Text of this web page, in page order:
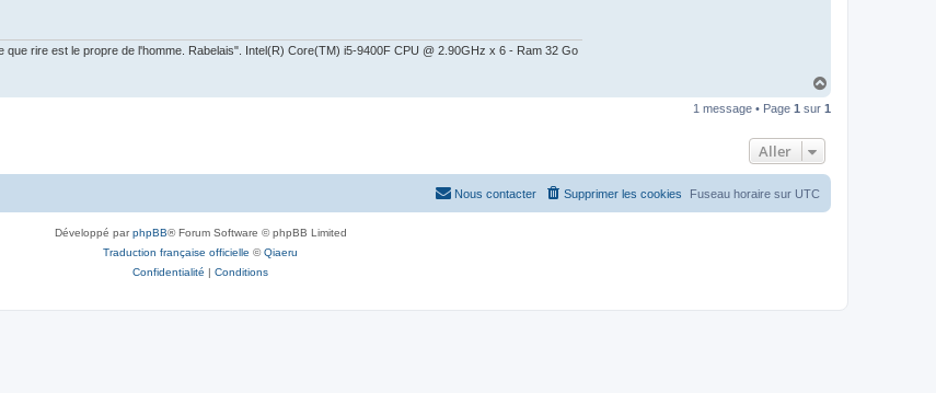
que rire est le propre de l'homme. Rabelais". Intel(R) Core(TM) i5-9400F CPU @ 2.90GHz x 6 - Ram 32 Go
u
1 message • Page 1 sur 1
Aller
Fuseau horaire sur UTC
Supprimer les cookies
Nous contacter
Développé parphpBB® Forum Software © phpBB Limited
Traduction française officielle ©Qiaeru
Confidentialité | Conditions